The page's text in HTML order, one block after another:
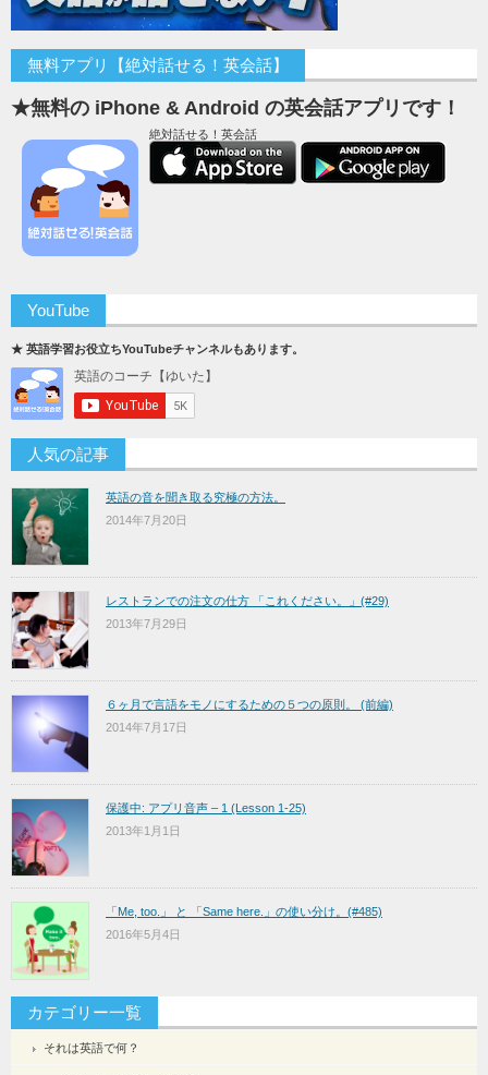
無料アプリ【絶対話せる！英会話】
★無料の iPhone & Android の英会話アプリです！
絶対話せる！英会話
YouTube
★ 英語学習お役立ちYouTubeチャンネルもあります。
人気の記事
英語の音を聞き取る究極の方法。
2014年7月20日
レストランでの注文の仕方 「これください。」(#29)
2013年7月29日
６ヶ月で言語をモノにするための５つの原則。 (前編)
2014年7月17日
保護中: アプリ音声 – 1 (Lesson 1-25)
2013年1月1日
「Me, too.」 と 「Same here.」の使い分け。(#485)
2016年5月4日
カテゴリー一覧
それは英語で何？